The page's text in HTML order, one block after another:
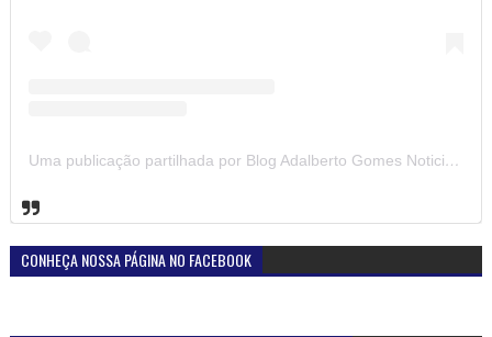
Uma publicação partilhada por Blog Adalberto Gomes Noticias (@blogadalbertogomesnoticiass)
CONHEÇA NOSSA PÁGINA NO FACEBOOK